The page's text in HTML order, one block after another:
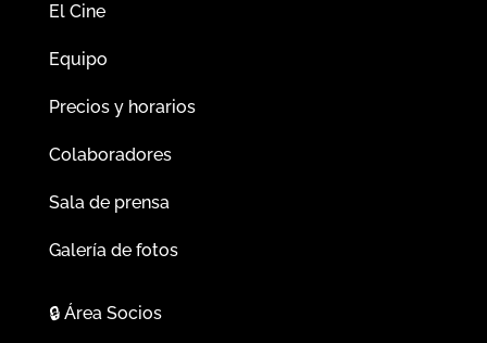
El Cine
Equipo
Precios y horarios
Colaboradores
Sala de prensa
Galería de fotos
🔒Área Socios